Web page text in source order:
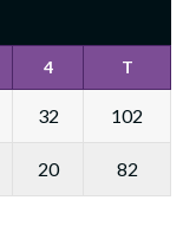
4 T
32 102
20 82